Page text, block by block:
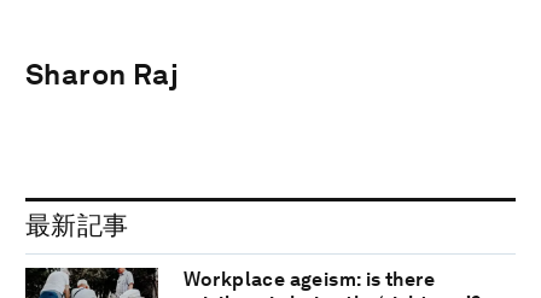
Sharon Raj
最新記事
Workplace ageism: is there